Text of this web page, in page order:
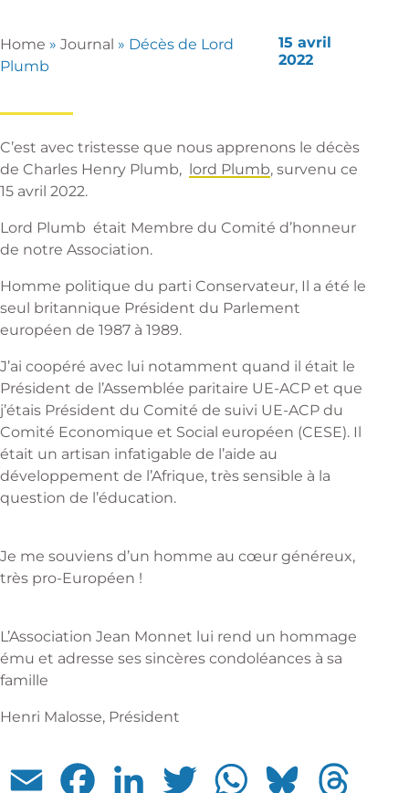
Home » Journal » Décès de Lord
Plumb
15 avril
2022
C’est avec tristesse que nous apprenons le décès
de Charles Henry Plumb, lord Plumb, survenu ce
15 avril 2022.
Lord Plumb était Membre du Comité d’honneur
de notre Association.
Homme politique du parti Conservateur, Il a été le
seul britannique Président du Parlement
européen de 1987 à 1989.
J’ai coopéré avec lui notamment quand il était le
Président de l’Assemblée paritaire UE-ACP et que
j’étais Président du Comité de suivi UE-ACP du
Comité Economique et Social européen (CESE). Il
était un artisan infatigable de l’aide au
développement de l’Afrique, très sensible à la
question de l’éducation.
Je me souviens d’un homme au cœur généreux,
très pro-Européen !
L’Association Jean Monnet lui rend un hommage
ému et adresse ses sincères condoléances à sa
famille
Henri Malosse, Président
Email Facebook LinkedIn Twitter WhatsApp Bluesky